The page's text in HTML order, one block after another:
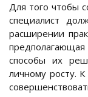
Для того чтобы
специалист
расширении
способы их
личному росту.